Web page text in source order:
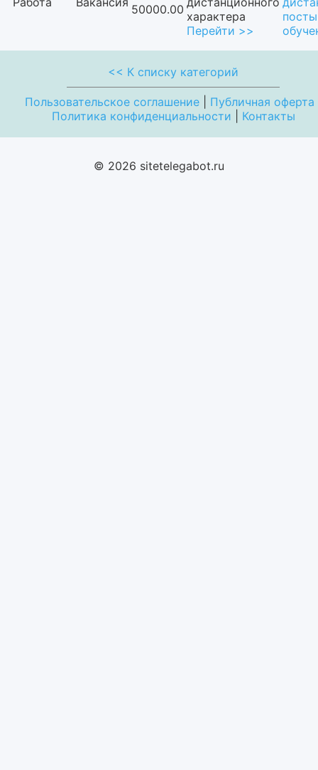
50000.00 характера
Перейти >>
посты
<< К списку категорий
Пользовательское соглашение Публичная оферта
Политика конфиденциальности
Контакты
© 2026 sitetelegabot.ru